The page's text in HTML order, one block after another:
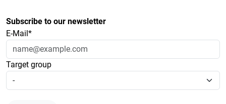
Subscribe to our newsletter
E-Mail*
Target group